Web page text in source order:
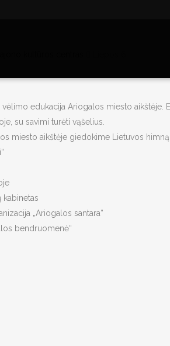
vėlimo edukacija Ariogalos miesto
su savimi turėti vąšelius.
miesto aikštėje giedokime Lietuvos
kabinetas
„Ariogalos santara“